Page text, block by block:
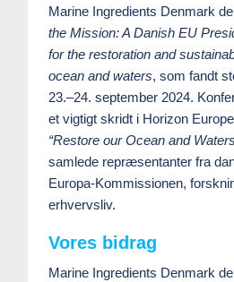
Marine Ingredients Denmark
the Mission: A Danish EU
for the restoration and
ocean and waters, som fandt
23.–24. september 2024.
et vigtigt skridt i Horizon
“Restore our Ocean and
samlede repræsentanter fra
Europa-Kommissionen,
erhvervsliv.
Vores bidrag
Marine Ingredients Denmark